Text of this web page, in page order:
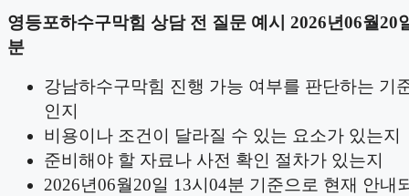
영등포하수구막힘 상담 전 질문 예시 2026년06월20
분
강남하수구막힘 진행 가능 여부를 판단하는 기
인지
비용이나 조건이 달라질 수 있는 요소가 있는지
준비해야 할 자료나 사전 확인 절차가 있는지
2026년06월20일 13시04분 기준으로 현재 안내